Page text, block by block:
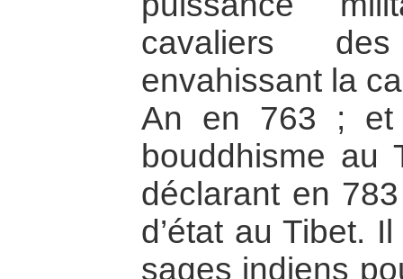
cavaliers
envahissant la
An en 763 ; et
bouddhisme au
déclarant en
d’état au Tibet.
sages indiens